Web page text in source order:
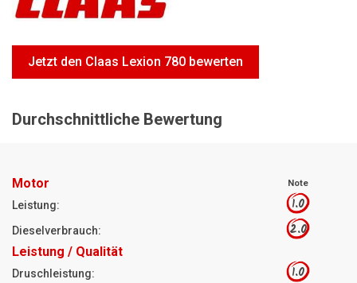
Rasentraktoren
Hoflader
Jetzt Bewerten
Jetzt den Claas Lexion 780 bewerten
Durchschnittliche Bewertung
Motor Note
Leistung: 1.0
Dieselverbrauch: 2.0
Leistung / Qualität
Druschleistung: 1.0